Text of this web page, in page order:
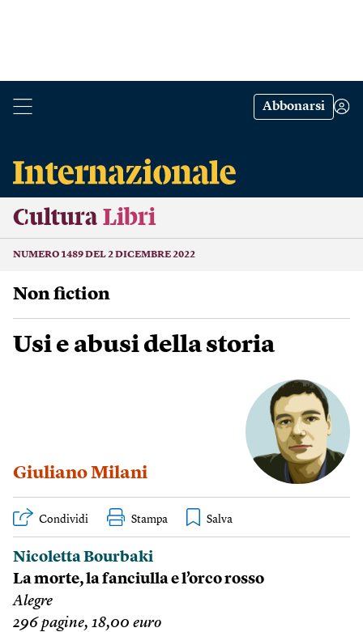
Abbonarsi
Cultura Libri
NUMERO 1489 DEL 2 DICEMBRE 2022
Non fiction
Usi e abusi della storia
Giuliano Milani
Condividi Stampa
Nicoletta Bourbaki
La morte, la fanciulla e l’orco rosso
Alegre
296 pagine, 18,00 euro